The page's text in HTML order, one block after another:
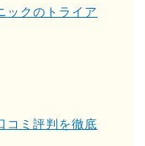
ックのトライア
コミ評判を徹底